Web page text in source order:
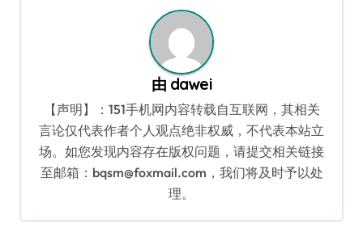
由 dawei
【声明】：151手机网内容转载自互联网，其相关
言论仅代表作者个人观点绝非权威，不代表本站立
场。如您发现内容存在版权问题，请提交相关链接
至邮箱：bqsm@foxmail.com，我们将及时予以处
理。